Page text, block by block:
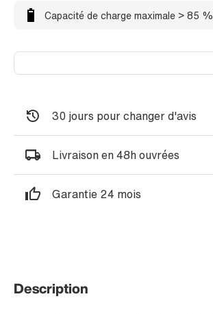
Capacité de charge maximale > 85 %
30 jours pour changer d'avis
Livraison en 48h ouvrées
Garantie 24 mois
Description